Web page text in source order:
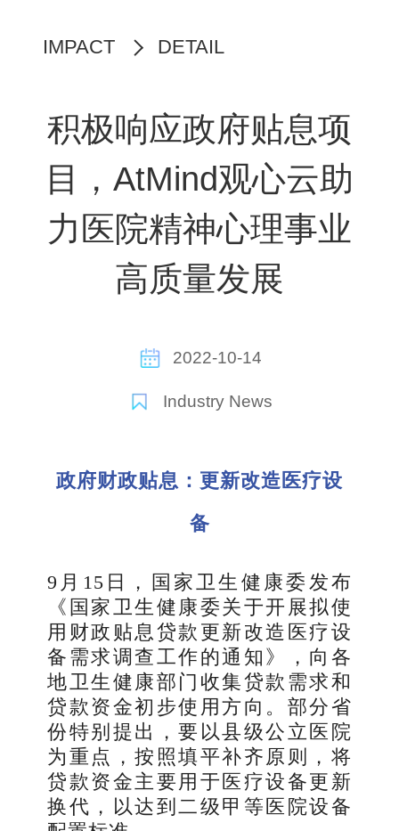
IMPACT DETAIL
积极响应政府贴息项
目，AtMind观心云助
力医院精神心理事业
高质量发展
2022-10-14
Industry News
政府财政贴息：更新改造医疗设
备
9 月15日，国家卫生健康委发布
《国家卫生健康委关于开展拟使
用财政贴息贷款更新改造医疗设
备需求调查工作的通知》，向各
地卫生健康部门收集贷款需求和
贷款资金初步使用方向。部分省
份特别提出，要以县级公立医院
为重点，按照填平补齐原则，将
贷款资金主要用于医疗设备更新
换代，以达到二级甲等医院设备